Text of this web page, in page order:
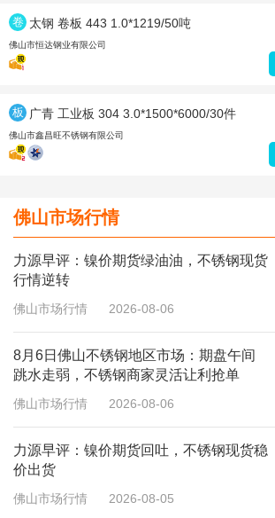
卷
带
太钢 卷板 443 1.0*1219/50吨
佛山市恒达钢业有限公司
板
材
广青 工业板 304 3.0*1500*6000/30件
佛山市鑫昌旺不锈钢有限公司
佛山市场行情
力源早评：镍价期货绿油油，不锈钢现货
行情逆转
佛山市场行情 2026-08-06
8月6日佛山不锈钢地区市场：期盘午间
跳水走弱，不锈钢商家灵活让利抢单
佛山市场行情 2026-08-06
力源早评：镍价期货回吐，不锈钢现货稳
价出货
佛山市场行情 2026-08-05